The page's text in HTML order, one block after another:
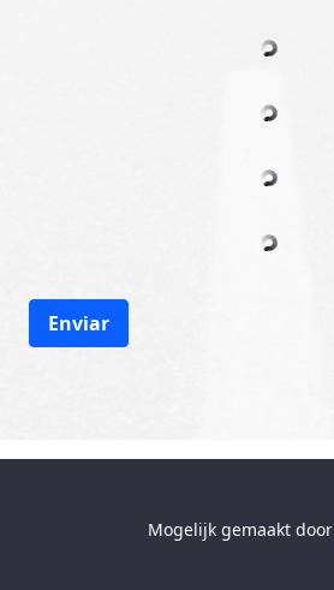
Enviar
Mogelijk gemaakt door